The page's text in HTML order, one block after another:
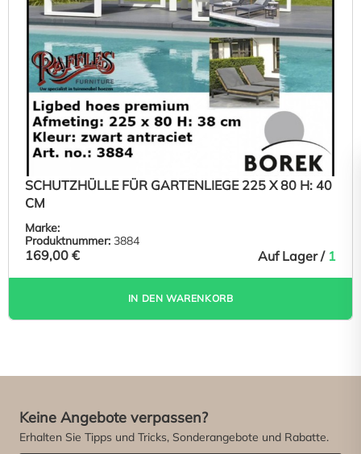
SCHUTZHÜLLE FÜR GARTENLIEGE 225 X 80 H: 40
CM
Marke:
Produktnummer: 3884
169,00 € Auf Lager / 1
IN DEN WARENKORB
Keine Angebote verpassen?
Erhalten Sie Tipps und Tricks, Sonderangebote und Rabatte.